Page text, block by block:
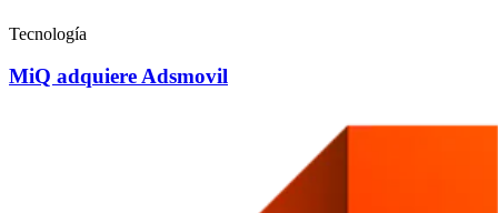
Tecnología
MiQ adquiere Adsmovil